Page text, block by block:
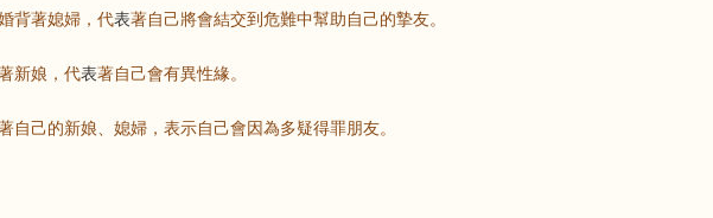
背著媳婦，代表著自己將會結交到危難中幫助自己的摯友。
新娘，代表著自己會有異性緣。
自己的新娘、媳婦，表示自己會因為多疑得罪朋友。